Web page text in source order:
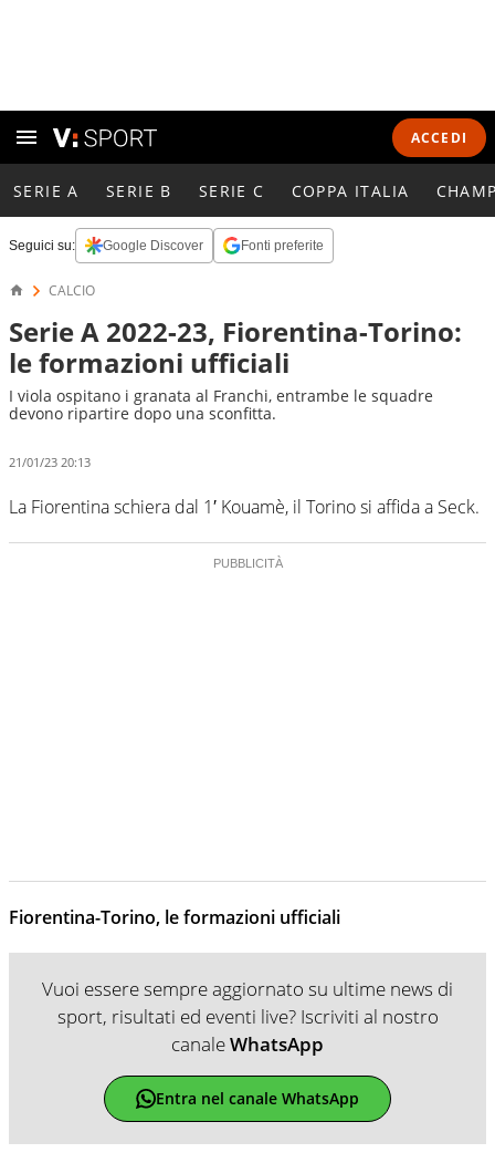
ACCEDI
SERIE A SERIE B SERIE C COPPA ITALIA
Seguici su: Google Discover Fonti preferite
CALCIO
Serie A 2022-23, Fiorentina-Torino:
le formazioni ufficiali
I viola ospitano i granata al Franchi, entrambe le squadre
devono ripartire dopo una sconfitta.
21/01/23 20:13
La Fiorentina schiera dal 1′ Kouamè, il Torino si affida a Seck.
Fiorentina-Torino, le formazioni ufficiali
Vuoi essere sempre aggiornato su ultime news di
sport, risultati ed eventi live? Iscriviti al nostro
canaleWhatsApp
Entra nel canale WhatsApp